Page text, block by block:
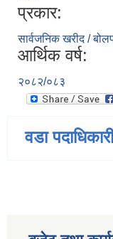
प्रकार:
सार्वजनिक खरीद /
आर्थिक वर्ष:
२०८२/०८३
वडा पदाधिकारी